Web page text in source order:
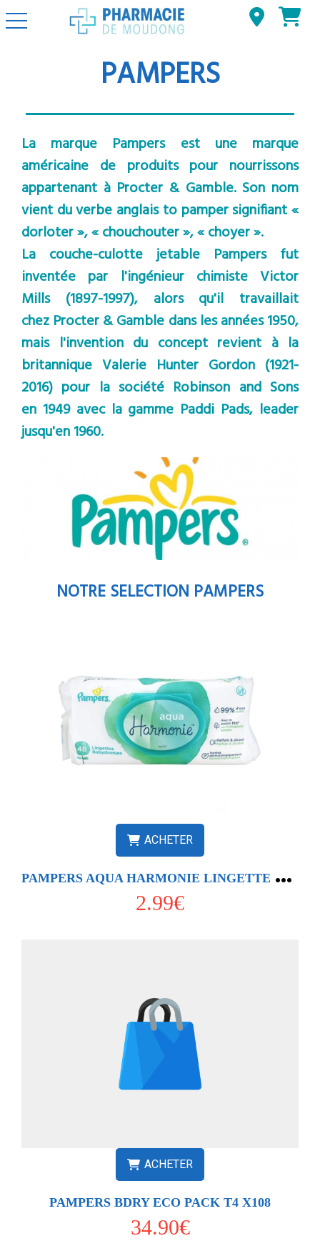
Basculer la navigation
PAMPERS
La marque Pampers est une marque
américaine de produits pour nourrissons
appartenant à Procter & Gamble. Son nom
vient du verbe anglais to pamper signifiant «
dorloter », « chouchouter », « choyer ».
La couche-culotte jetable Pampers fut
inventée par l'ingénieur chimiste Victor
Mills (1897-1997), alors qu'il travaillait
chez Procter & Gamble dans les années 1950,
mais l'invention du concept revient à la
britannique Valerie Hunter Gordon (1921-
2016) pour la société Robinson and Sons
en 1949 avec la gamme Paddi Pads, leader
jusqu'en 1960.
NOTRE SELECTION PAMPERS
ACHETER
P
AMPERS AQUA HARMONIE LINGETTE Paq/48
2.99€
ACHETER
PAMPERS BDRY ECO PACK T4 X108
34.90€